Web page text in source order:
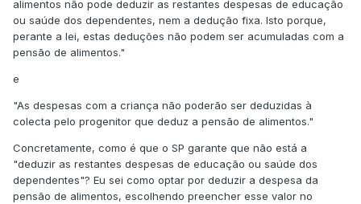
alimentos não pode deduzir as restantes despesas de educação
ou saúde dos dependentes, nem a dedução fixa. Isto porque,
perante a lei, estas deduções não podem ser acumuladas com a
pensão de alimentos."
e
"As despesas com a criança não poderão ser deduzidas à
colecta pelo progenitor que deduz a pensão de alimentos."
Concretamente, como é que o SP garante que não está a
"deduzir as restantes despesas de educação ou saúde dos
dependentes"? Eu sei como optar por deduzir a despesa da
pensão de alimentos, escolhendo preencher esse valor no